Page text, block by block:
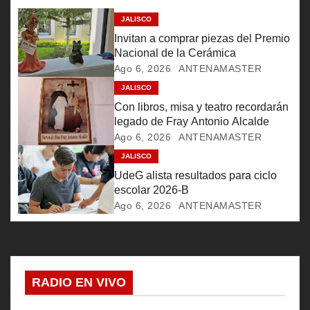
ó
n
d
n
t
r
d
a
JALISCO
Invitan a comprar piezas del Premio
Nacional de la Cerámica
Ago 6, 2026 ANTENAMASTER
JALISCO
Con libros, misa y teatro recordarán
legado de Fray Antonio Alcalde
Ago 6, 2026 ANTENAMASTER
JALISCO
UdeG alista resultados para ciclo
escolar 2026-B
Ago 6, 2026 ANTENAMASTER
RADIO EN VIVO